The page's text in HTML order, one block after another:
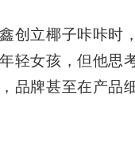
创立椰子咔咔时
轻女孩，但他思
品牌甚至在产品